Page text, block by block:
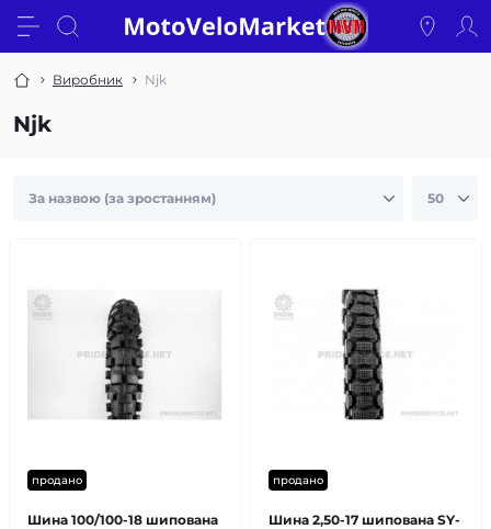
Виробник Njk
Njk
продано
Шина 100/100-18 шипована
продано
Шина 2,50-17 шипована SY-